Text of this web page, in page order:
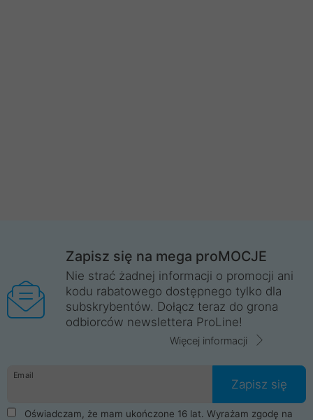
Zapisz się na mega proMOCJE
Nie strać żadnej informacji o promocji ani
kodu rabatowego dostępnego tylko dla
subskrybentów. Dołącz teraz do grona
odbiorców newslettera ProLine!
Więcej informacji
Email
Zapisz się
Oświadczam, że mam ukończone 16 lat. Wyrażam zgodę na